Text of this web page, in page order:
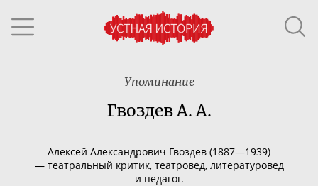
Упоминание
Гвоздев А. А.
Алексей Александрович Гвоздев (1887—1939)
— театральный критик, театровед, литературовед
и педагог.